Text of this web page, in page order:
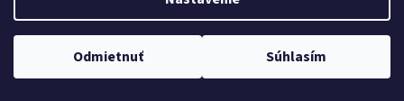
Odmietnuť Súhlasím
€16,72 bez DPH
€19,90
Jednotková
€0,33 / 1 ks